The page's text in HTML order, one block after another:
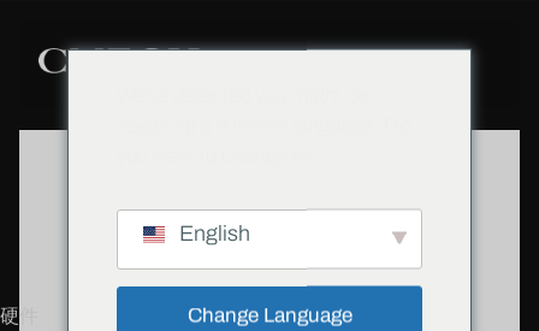
硬件
English
Change Language